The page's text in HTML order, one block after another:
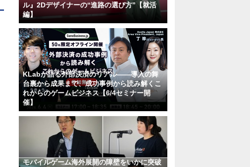
ル』2Dデザイナーの“進路の選び方”【就活
編】
KLabが語る外部決済のリアル――導入の舞
台裏から成果まで、成功事例から読み解くこ
れからのゲームビジネス【6/4セミナー開
催】
モバイルゲーム海外展開の障壁をいかに突破